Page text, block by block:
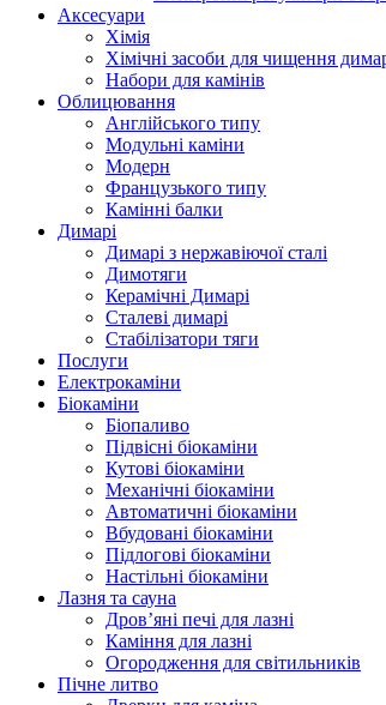
Аксесуари
Хімія
Хімічні засоби для чищення
Набори для камінів
Облицювання
Англійського типу
Модульні каміни
Модерн
Французького типу
Камінні балки
Димарі
Димарі з нержавіючої сталі
Димотяги
Керамічні Димарі
Сталеві димарі
Стабілізатори тяги
Послуги
Електрокаміни
Біокаміни
Біопаливо
Підвісні біокаміни
Кутові біокаміни
Механічні біокаміни
Автоматичні біокаміни
Вбудовані біокаміни
Підлогові біокаміни
Настільні біокаміни
Лазня та сауна
Дров’яні печі для лазні
Каміння для лазні
Огородження для світильників
Пічне литво